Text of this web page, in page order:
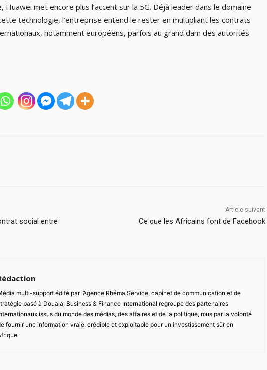
Huawei met encore plus l’accent sur la 5G. Déjà leader dans le domaine
technologie, l’entreprise entend le rester en multipliant les contrats
notamment européens, parfois au grand dam des autorités
social entre
Article suivant
Ce que les Africains font de Facebook
multi-support édité par l’Agence Rhéma Service, cabinet de communication et de
basé à Douala, Business & Finance International regroupe des partenaires
issus du monde des médias, des affaires et de la politique, mus par la volonté
fournir une information vraie, crédible et exploitable pour un investissement sûr en